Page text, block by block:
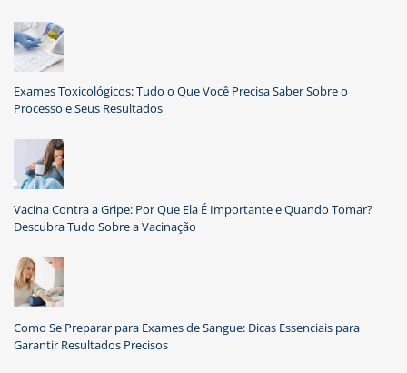
Exames Toxicológicos: Tudo o Que Você Precisa Saber Sobre o
Processo e Seus Resultados
Vacina Contra a Gripe: Por Que Ela É Importante e Quando Tomar?
Descubra Tudo Sobre a Vacinação
Como Se Preparar para Exames de Sangue: Dicas Essenciais para
Garantir Resultados Precisos